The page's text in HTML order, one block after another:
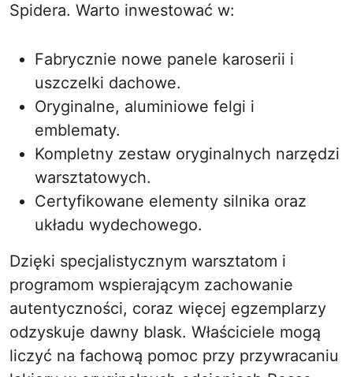
Spidera. Warto inwestować w:
Fabrycznie nowe panele karoserii i
uszczelki dachowe.
Oryginalne, aluminiowe felgi i
emblematy.
Kompletny zestaw oryginalnych narzędzi
warsztatowych.
Certyfikowane elementy silnika oraz
układu wydechowego.
Dzięki specjalistycznym warsztatom i
programom wspierającym zachowanie
autentyczności, coraz więcej egzemplarzy
odzyskuje dawny blask. Właściciele mogą
liczyć na fachową pomoc przy przywracaniu